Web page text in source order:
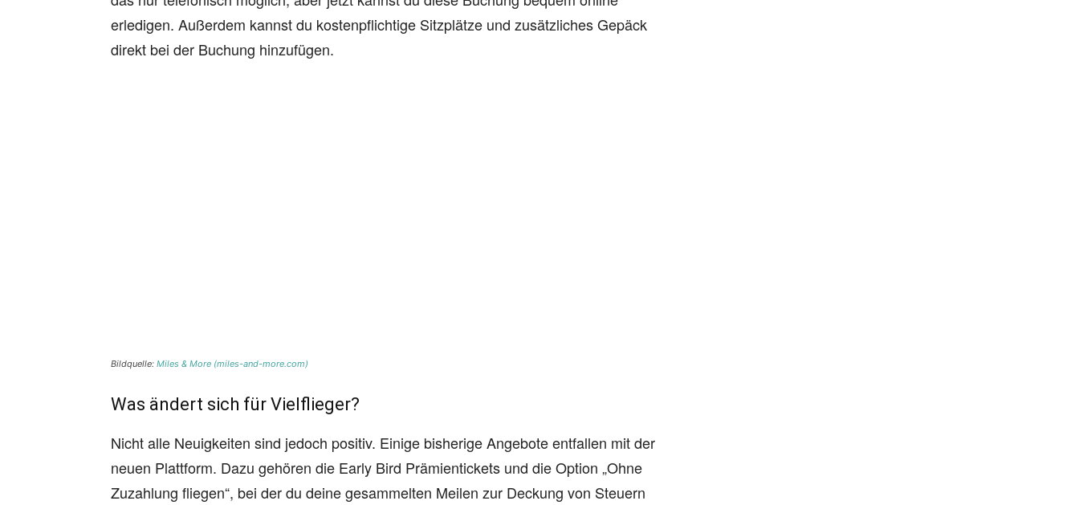
erledigen. Außerdem kannst du kostenpflichtige Sitzplätze und zusätzliches Gepäck
direkt bei der Buchung hinzufügen.
Bildquelle: Miles & More (miles-and-more.com)
Was ändert sich für Vielflieger?
Nicht alle Neuigkeiten sind jedoch positiv. Einige bisherige Angebote entfallen mit der
neuen Plattform. Dazu gehören die Early Bird Prämientickets und die Option „Ohne
Zuzahlung fliegen“, bei der du deine gesammelten Meilen zur Deckung von Steuern